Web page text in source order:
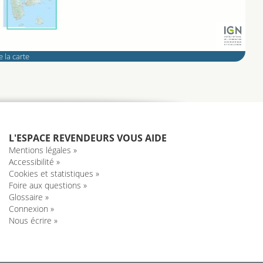
la carte
L'ESPACE REVENDEURS VOUS AIDE
Mentions légales »
Accessibilité »
Cookies et statistiques »
Foire aux questions »
Glossaire »
Connexion »
Nous écrire »